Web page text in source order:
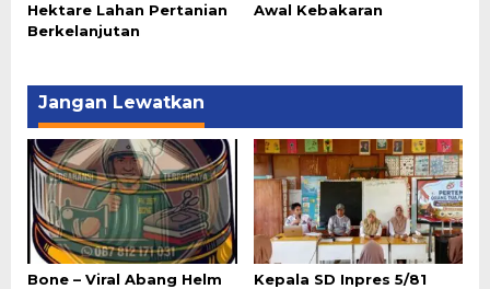
Hektare Lahan Pertanian
Berkelanjutan
Awal Kebakaran
Jangan Lewatkan
Bone – Viral Abang Helm
Kepala SD Inpres 5/81